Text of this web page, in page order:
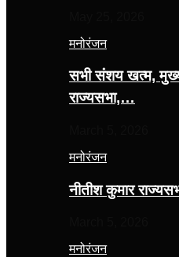
मनोरंजन
सभी संशय खत्म,
राज्यसभा,…
मनोरंजन
नीतीश कुमार
मनोरंजन